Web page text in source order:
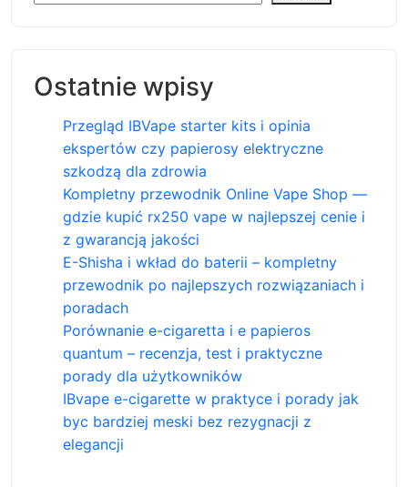
Ostatnie wpisy
Przegląd IBVape starter kits i opinia
ekspertów czy papierosy elektryczne
szkodzą dla zdrowia
Kompletny przewodnik Online Vape Shop —
gdzie kupić rx250 vape w najlepszej cenie i
z gwarancją jakości
E-Shisha i wkład do baterii – kompletny
przewodnik po najlepszych rozwiązaniach i
poradach
Porównanie e-cigaretta i e papieros
quantum – recenzja, test i praktyczne
porady dla użytkowników
IBvape e-cigarette w praktyce i porady jak
byc bardziej meski bez rezygnacji z
elegancji